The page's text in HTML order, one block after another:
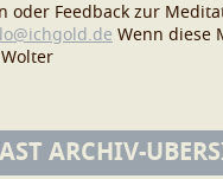
oder Feedback zur
Wenn diese
Wolter
ARCHIV-